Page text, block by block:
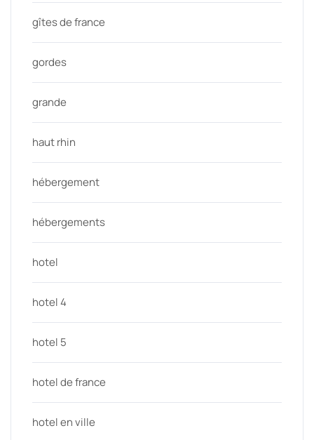
gîtes de france
gordes
grande
haut rhin
hébergement
hébergements
hotel
hotel 4
hotel 5
hotel de france
hotel en ville